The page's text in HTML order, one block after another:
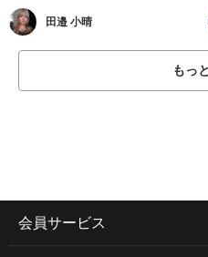
田邉 小晴
もっ
会員サービス